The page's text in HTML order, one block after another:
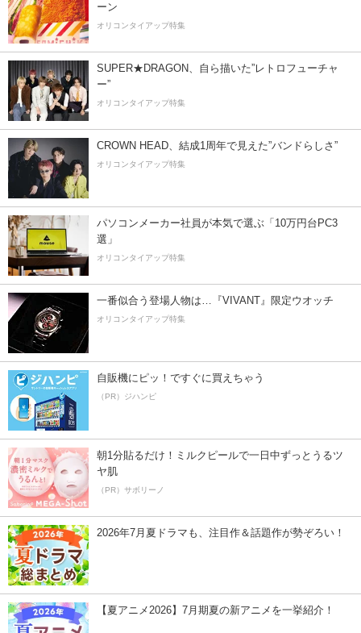
ーン
オリコンタイアップ特集
SUPER★DRAGON、自ら描いた”レトロフューチャ
ー”
オリコンタイアップ特集
CROWN HEAD、結成1周年で見えた”バンドらしさ”
オリコンタイアップ特集
パソコンメーカー社員が本気で選ぶ「10万円台PC3
選」
オリコンタイアップ特集
一番似合う登場人物は…『VIVANT』限定ウオッチ
オリコンタイアップ特集
自販機にピッ！ですぐに買えちゃう
（PR）ジハンピ
朝1分貼るだけ！ミルクピールで一日中ずっとうるツ
ヤ肌
（PR）サボリーノ
2026年7月夏ドラマも、注目作＆話題作が勢ぞろい！
【夏アニメ2026】7月期夏の新アニメを一挙紹介！